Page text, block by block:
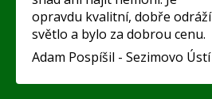
opravdu kvalitní, dobře odráží
světlo a bylo za dobrou cenu.
Adam Pospíšil - Sezimovo Ústí